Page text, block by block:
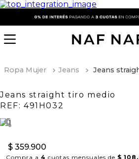
Ropa Mujer Jeans Jeans
Jeans straight tiro medio
REF: 491H032
$ 359.900
Compra a 4 cuotas mensuales de $